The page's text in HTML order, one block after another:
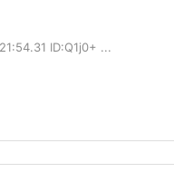
ID:Q1j0+ ...